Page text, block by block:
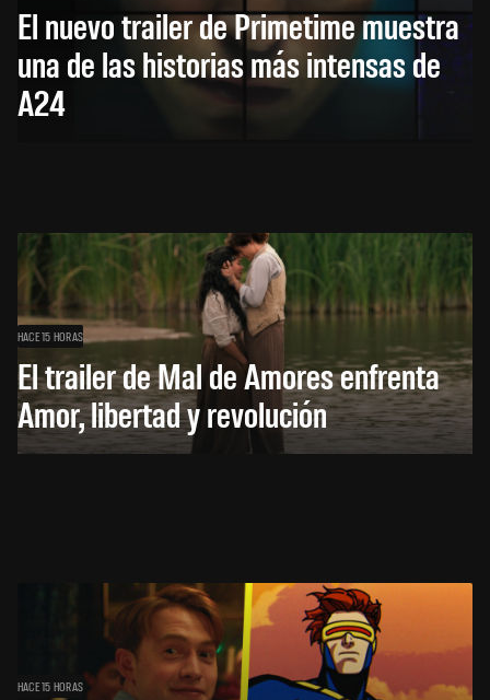
El nuevo trailer de Primetime muestra
una de las historias más intensas de
A24
HACE 15 HORAS
El trailer de Mal de Amores enfrenta
Amor, libertad y revolución
HACE 15 HORAS